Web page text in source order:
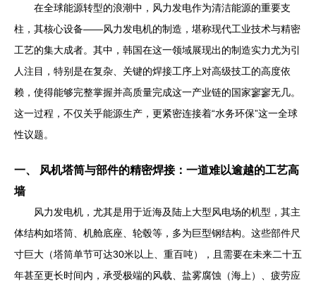
在全球能源转型的浪潮中，风力发电作为清洁能源的重要支
柱，其核心设备——风力发电机的制造，堪称现代工业技术与精密
工艺的集大成者。其中，韩国在这一领域展现出的制造实力尤为引
人注目，特别是在复杂、关键的焊接工序上对高级技工的高度依
赖，使得能够完整掌握并高质量完成这一产业链的国家寥寥无几。
这一过程，不仅关乎能源生产，更紧密连接着“水务环保”这一全球
性议题。
一、 风机塔筒与部件的精密焊接：一道难以逾越的工艺高
墙
风力发电机，尤其是用于近海及陆上大型风电场的机型，其主
体结构如塔筒、机舱底座、轮毂等，多为巨型钢结构。这些部件尺
寸巨大（塔筒单节可达30米以上、重百吨），且需要在未来二十五
年甚至更长时间内，承受极端的风载、盐雾腐蚀（海上）、疲劳应